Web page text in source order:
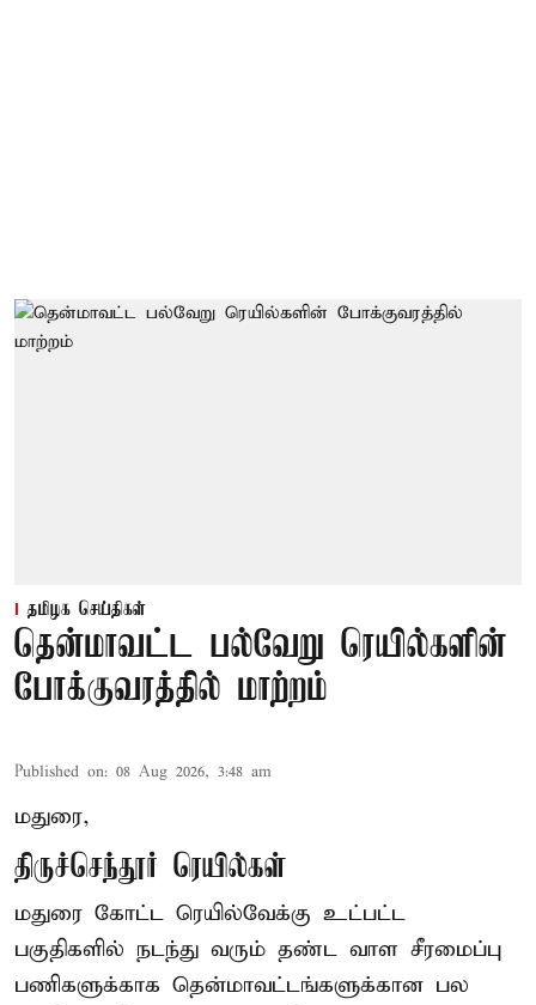
தமிழக செய்திகள்
தென்மாவட்ட பல்வேறு ரெயில்களின்
போக்குவரத்தில் மாற்றம்
Published on: 08 Aug 2026, 3:48 am
மதுரை,
திருச்செந்தூர் ரெயில்கள்
மதுரை கோட்ட ரெயில்வேக்கு உட்பட்ட
பகுதிகளில் நடந்து வரும் தண்ட வாள சீரமைப்பு
பணிகளுக்காக தென்மாவட்டங்களுக்கான பல